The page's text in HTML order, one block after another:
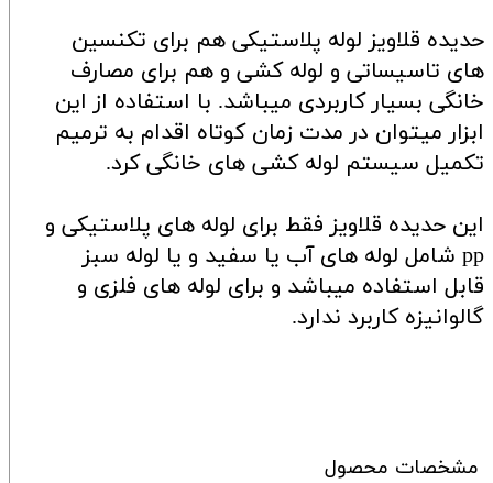
حدیده قلاویز لوله پلاستیکی هم برای تکنسین
های تاسیساتی و لوله کشی و هم برای مصارف
خانگی بسیار کاربردی میباشد. با استفاده از این
ابزار میتوان در مدت زمان کوتاه اقدام به ترمیم
تکمیل سیستم لوله کشی های خانگی کرد.
این حدیده قلاویز فقط برای لوله های پلاستیکی و
pp شامل لوله های آب یا سفید و یا لوله سبز
قابل استفاده میباشد و برای لوله های فلزی و
گالوانیزه کاربرد ندارد.
مشخصات محصول